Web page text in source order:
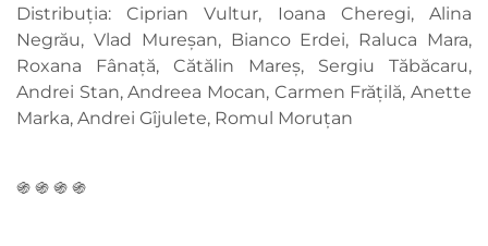
Distribuția: Ciprian Vultur, Ioana Cheregi, Alina
Negrău, Vlad Mureșan, Bianco Erdei, Raluca Mara,
Roxana Fânață, Cătălin Mareș, Sergiu Tăbăcaru,
Andrei Stan, Andreea Mocan, Carmen Frățilă, Anette
Marka, Andrei Gîjulete, Romul Moruțan
֍ ֍ ֍ ֍